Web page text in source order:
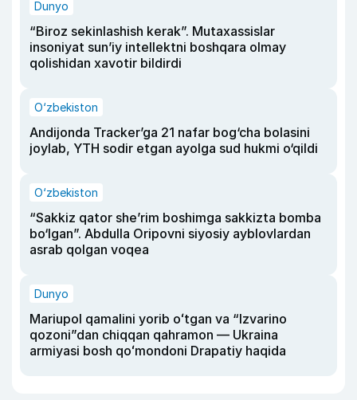
Dunyo
“Biroz sekinlashish kerak”. Mutaxassislar
insoniyat sun’iy intellektni boshqara olmay
qolishidan xavotir bildirdi
O‘zbekiston
Andijonda Tracker’ga 21 nafar bog‘cha bolasini
joylab, YTH sodir etgan ayolga sud hukmi o‘qildi
O‘zbekiston
“Sakkiz qator she’rim boshimga sakkizta bomba
bo‘lgan”. Abdulla Oripovni siyosiy ayblovlardan
asrab qolgan voqea
Dunyo
Mariupol qamalini yorib oʻtgan va “Izvarino
qozoni”dan chiqqan qahramon — Ukraina
armiyasi bosh qoʻmondoni Drapatiy haqida